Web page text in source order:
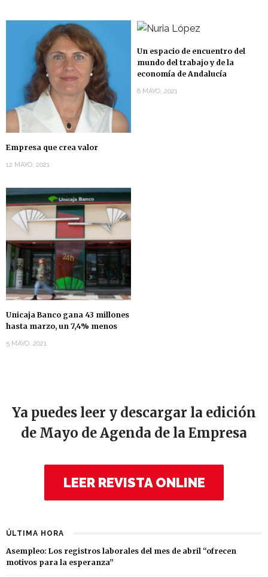
Empresa que crea valor
12 MAYO, 2021
Un espacio de encuentro del
mundo del trabajo y de la
economía de Andalucía
8 MAYO, 2021
Unicaja Banco gana 43 millones
hasta marzo, un 7,4% menos
5 MAYO, 2021
Ya puedes leer y descargar la edición
de Mayo de Agenda de la Empresa
LEER REVISTA ONLINE
ÚLTIMA HORA
Asempleo: Los registros laborales del mes de abril “ofrecen
motivos para la esperanza”